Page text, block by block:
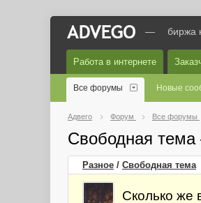
— биржа
Работа в интернете
Все форумы Новые
Адвего Форум Все форумы
Свободная
Разное / Свободная тема
Сколько же